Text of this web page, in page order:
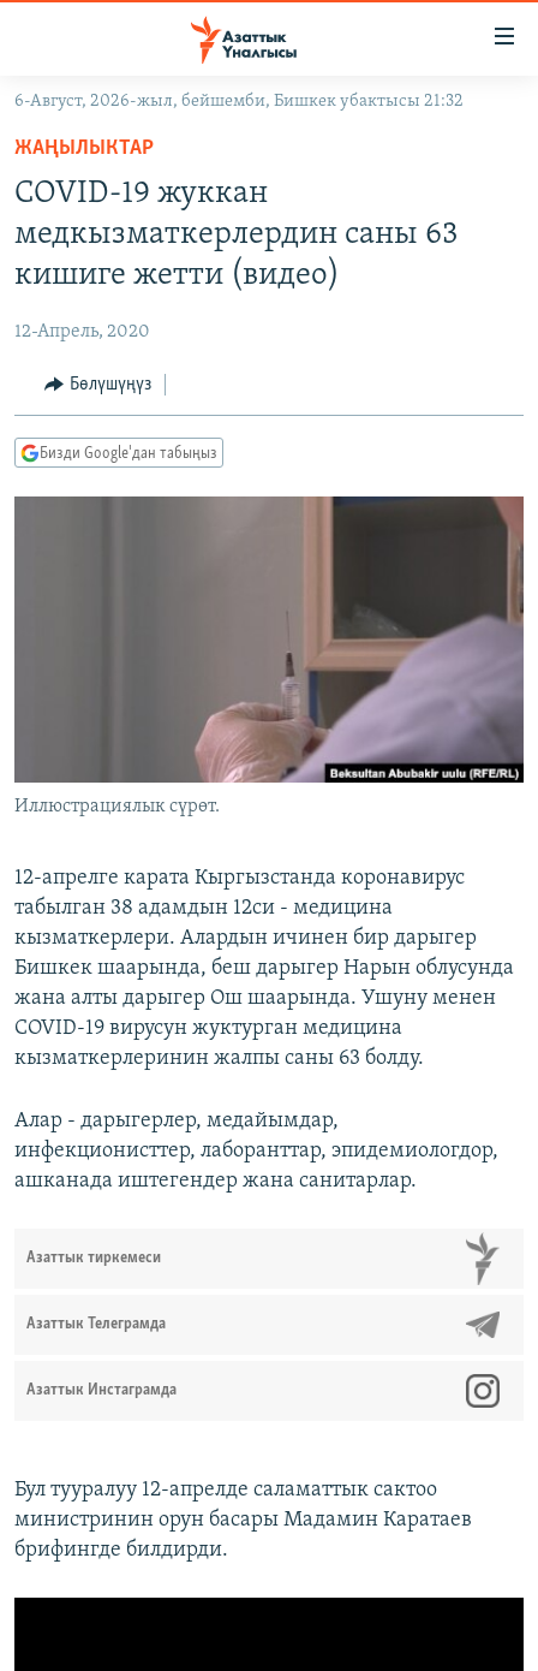
Навигацияга
өтүңүз
Издөөгө
салыңыз
МАДАНИЯТ
ТВ ПРОГРАММАЛАР
БҮГҮН АЗАТТЫКТА
ПОДКАСТ
Русский
ЭЕ/АРнун бардык сайттары
6-Август, 2026-жыл, бейшемби, Бишкек убактысы 21:32
ЖАҢЫЛЫКТАР
COVID-19 жуккан
медкызматкерлердин саны 63
кишиге жетти (видео)
12-Апрель, 2020
Бөлүшүңүз
Бизди Google'дан табыңыз
Иллюстрациялык сүрөт.
12-апрелге карата Кыргызстанда коронавирус
табылган 38 адамдын 12си - медицина
кызматкерлери. Алардын ичинен бир дарыгер
Бишкек шаарында, беш дарыгер Нарын облусунда
жана алты дарыгер Ош шаарында. Ушуну менен
COVID-19 вирусун жуктурган медицина
кызматкерлеринин жалпы саны 63 болду.
Алар - дарыгерлер, медайымдар,
инфекционисттер, лаборанттар, эпидемиологдор,
ашканада иштегендер жана санитарлар.
Азаттык тиркемеси
Азаттык Телеграмда
Азаттык Инстаграмда
Бул тууралуу 12-апрелде саламаттык сактоо
министринин орун басары Мадамин Каратаев
брифингде билдирди.